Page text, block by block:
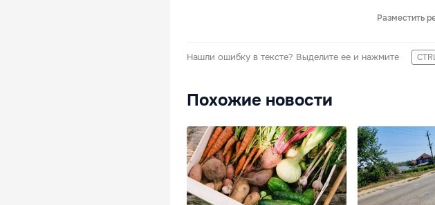
Разместить
Нашли ошибку в тексте? Выделите ее и нажмите
Похожие новости